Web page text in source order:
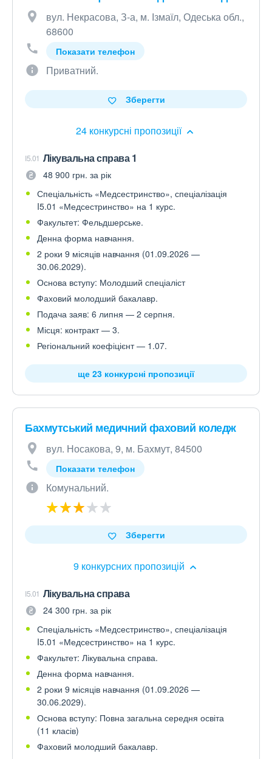
вул. Некрасова, З-а, м. Ізмаїл, Одеська обл.,
68600
Показати телефон
Приватний.
24 конкурсні пропозиції
Зберегти
I5.01 Лікувальна справа 1
48 900 грн. за рік
Спеціальність «Медсестринство», спеціалізація
I5.01 «Медсестринство» на 1 курс.
Факультет: Фельдшерське.
Денна форма навчання.
2 роки 9 місяців навчання (01.09.2026 —
30.06.2029).
Основа вступу: Молодший спеціаліст
Фаховий молодший бакалавр.
Подача заяв: 6 липня — 2 серпня.
Місця: контракт — 3.
Регіональний коефіцієнт — 1.07.
ще 23 конкурсні пропозиції
Бахмутський медичний фаховий коледж
вул. Носакова, 9, м. Бахмут, 84500
Показати телефон
Комунальний.
9 конкурсних пропозицій
Зберегти
I5.01 Лікувальна справа
24 300 грн. за рік
Спеціальність «Медсестринство», спеціалізація
I5.01 «Медсестринство» на 1 курс.
Факультет: Лікувальна справа.
Денна форма навчання.
2 роки 9 місяців навчання (01.09.2026 —
30.06.2029).
Основа вступу: Повна загальна середня освіта
(11 класів)
Фаховий молодший бакалавр.